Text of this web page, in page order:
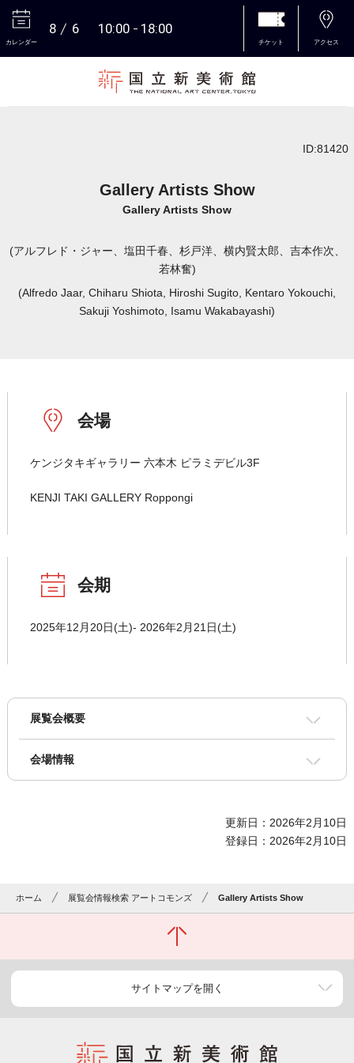
カレンダー
8 6 10:00 18:00
チケット アクセス
ID:81420
Gallery Artists Show
Gallery Artists Show
(アルフレド・ジャー、塩田千春、杉戸洋、横内賢太郎、吉本作次、
若林奮)
(Alfredo Jaar, Chiharu Shiota, Hiroshi Sugito, Kentaro Yokouchi,
Sakuji Yoshimoto, Isamu Wakabayashi)
会場
ケンジタキギャラリー 六本木 ピラミデビル3F
KENJI TAKI GALLERY Roppongi
会期
2025年12月20日(土)- 2026年2月21日(土)
展覧会概要
会場情報
更新日：2026年2月10日
登録日：2026年2月10日
ホーム 展覧会情報検索 アートコモンズ Gallery Artists Show
サイトマップを開く